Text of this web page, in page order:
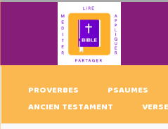
PROVERBES PSAUMES
ANCIEN TESTAMENT